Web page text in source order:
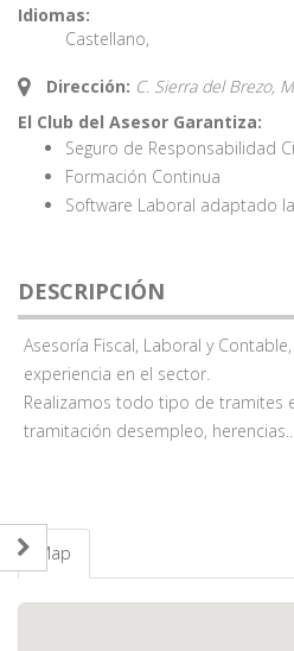
Idiomas:
Castellano,
Dirección: C. Sierra del Brezo,
El Club del Asesor Garantiza:
Seguro de Responsabilidad
Formación Continua
Software Laboral adaptado
DESCRIPCIÓN
Asesoría Fiscal, Laboral y
experiencia en el sector.
Realizamos todo tipo de tramites
tramitación desempleo, herencias...
Map